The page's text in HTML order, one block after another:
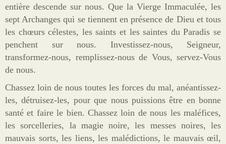
Ma Chaîne YouTube
Vidéos populaires
Faire un don
E-books
entière descende sur nous. Que la Vierge Immaculée, les
sept Archanges qui se tiennent en présence de Dieu et tous
les chœurs célestes, les saints et les saintes du Paradis se
penchent sur nous. Investissez-nous, Seigneur,
transformez-nous, remplissez-nous de Vous, servez-Vous
de nous.
Chassez loin de nous toutes les forces du mal, anéantissez-
les, détruisez-les, pour que nous puissions être en bonne
santé et faire le bien. Chassez loin de nous les maléfices,
les sorcelleries, la magie noire, les messes noires, les
mauvais sorts, les liens, les malédictions, le mauvais œil,